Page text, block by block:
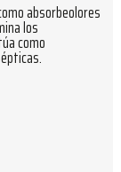
absorbeolores
los
como